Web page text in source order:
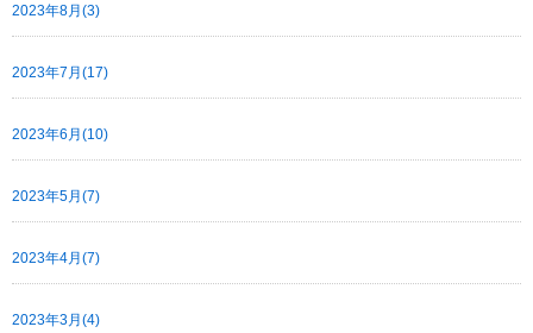
2023年8月(3)
2023年7月(17)
2023年6月(10)
2023年5月(7)
2023年4月(7)
2023年3月(4)